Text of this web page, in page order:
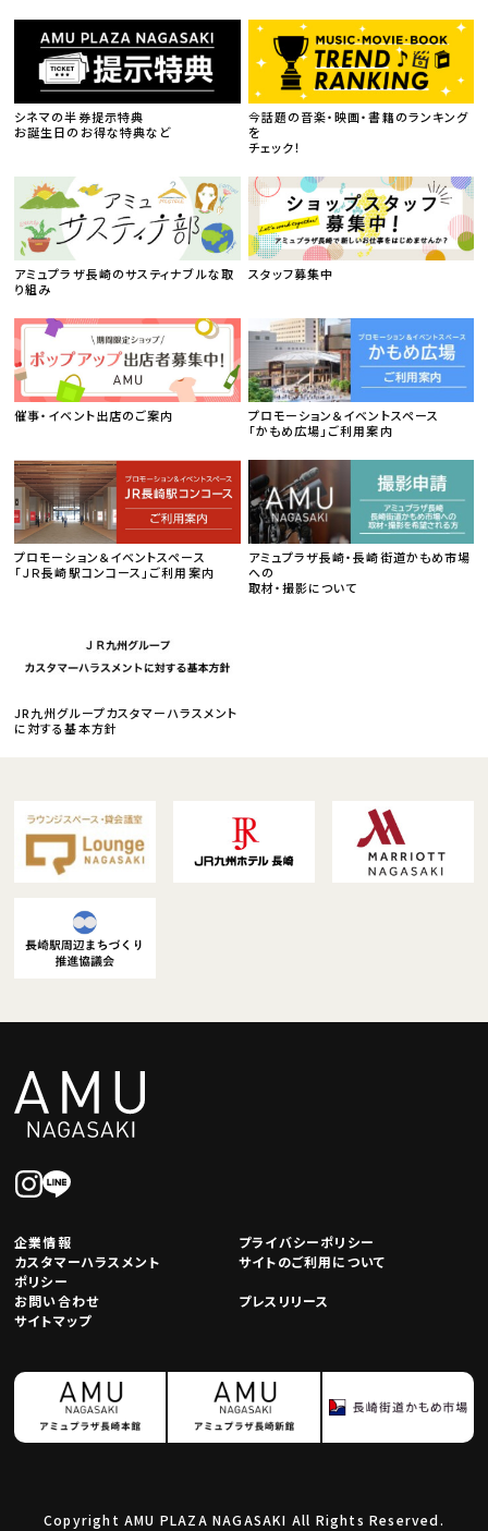
シネマの半券提示特典
お誕生日のお得な特典など
今話題の音楽・映画・書籍のランキング
を
チェック！
アミュプラザ長崎のサスティナブルな取
り組み
スタッフ募集中
催事・イベント出店のご案内
プロモーション＆イベントスペース
「かもめ広場」ご利用案内
プロモーション＆イベントスペース
「ＪＲ長崎駅コンコース」ご利用案内
アミュプラザ長崎・長崎街道かもめ市場
への
取材・撮影について
JR九州グループカスタマーハラスメント
に対する基本方針
企業情報
プライバシーポリシー
カスタマーハラスメント
ポリシー
サイトのご利用について
お問い合わせ
プレスリリース
サイトマップ
Copyright AMU PLAZA NAGASAKI All Rights Reserved.